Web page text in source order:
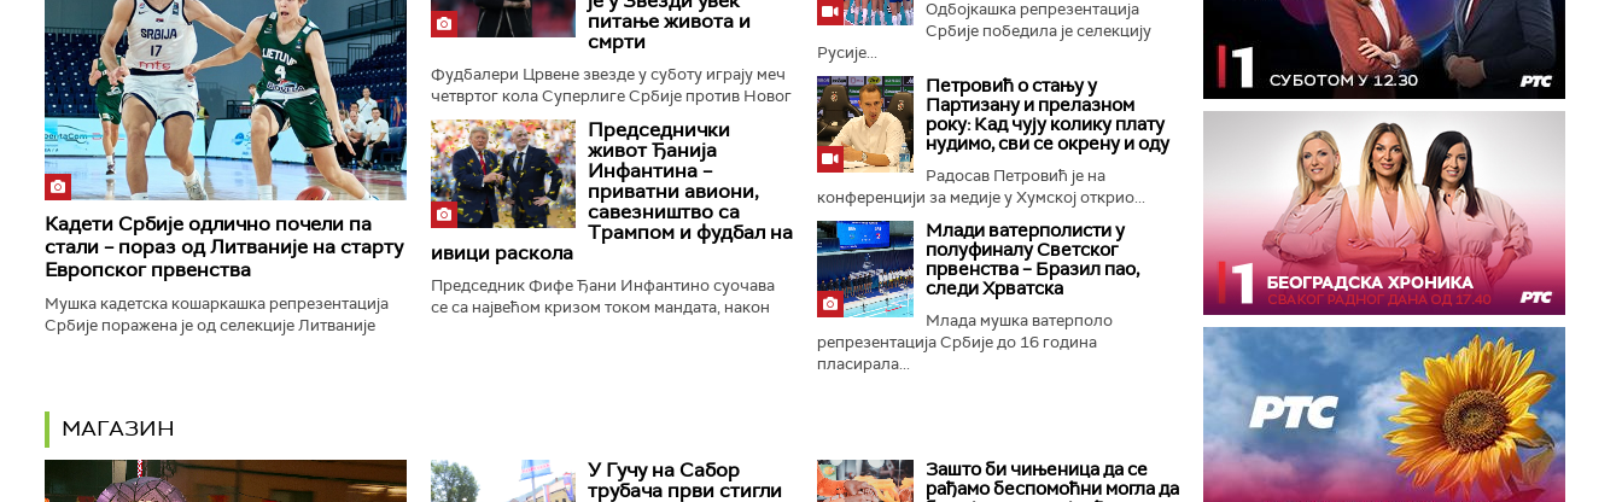
Кадети Србије одлично почели па
стали – пораз од Литваније на старту
Европског првенства
Мушка кадетска кошаркашка репрезентација
Србије поражена је од селекције Литваније
питање живота и
смрти
Фудбалери Црвене звезде у суботу играју меч
четвртог кола Суперлиге Србије против Новог
Пазара, а тренер Дејан Станковић истакао је да
прижељкује да ће...
Председнички
живот Ђанија
Инфантина –
приватни авиони,
савезништво са
Трампом и фудбал на
ивици раскола
Председник Фифе Ђани Инфантино суочава
се са највећом кризом током мандата, након
Одбојкашка репрезентација
Србије победила је селекцију
Русије...
Петровић о стању у
Партизану и прелазном
року: Кад чују колику плату
нудимо, сви се окрену и оду
Радосав Петровић је на
конференцији за медије у Хумској открио...
Mлади ватерполисти у
полуфиналу Светског
првенства – Бразил пао,
следи Хрватска
Млада мушка ватерполо
репрезентација Србије до 16 година
пласирала...
МАГАЗИН
У Гучу на Сабор
трубача први стигли
Зашто би чињеница да се
рађамо беспомоћни могла да